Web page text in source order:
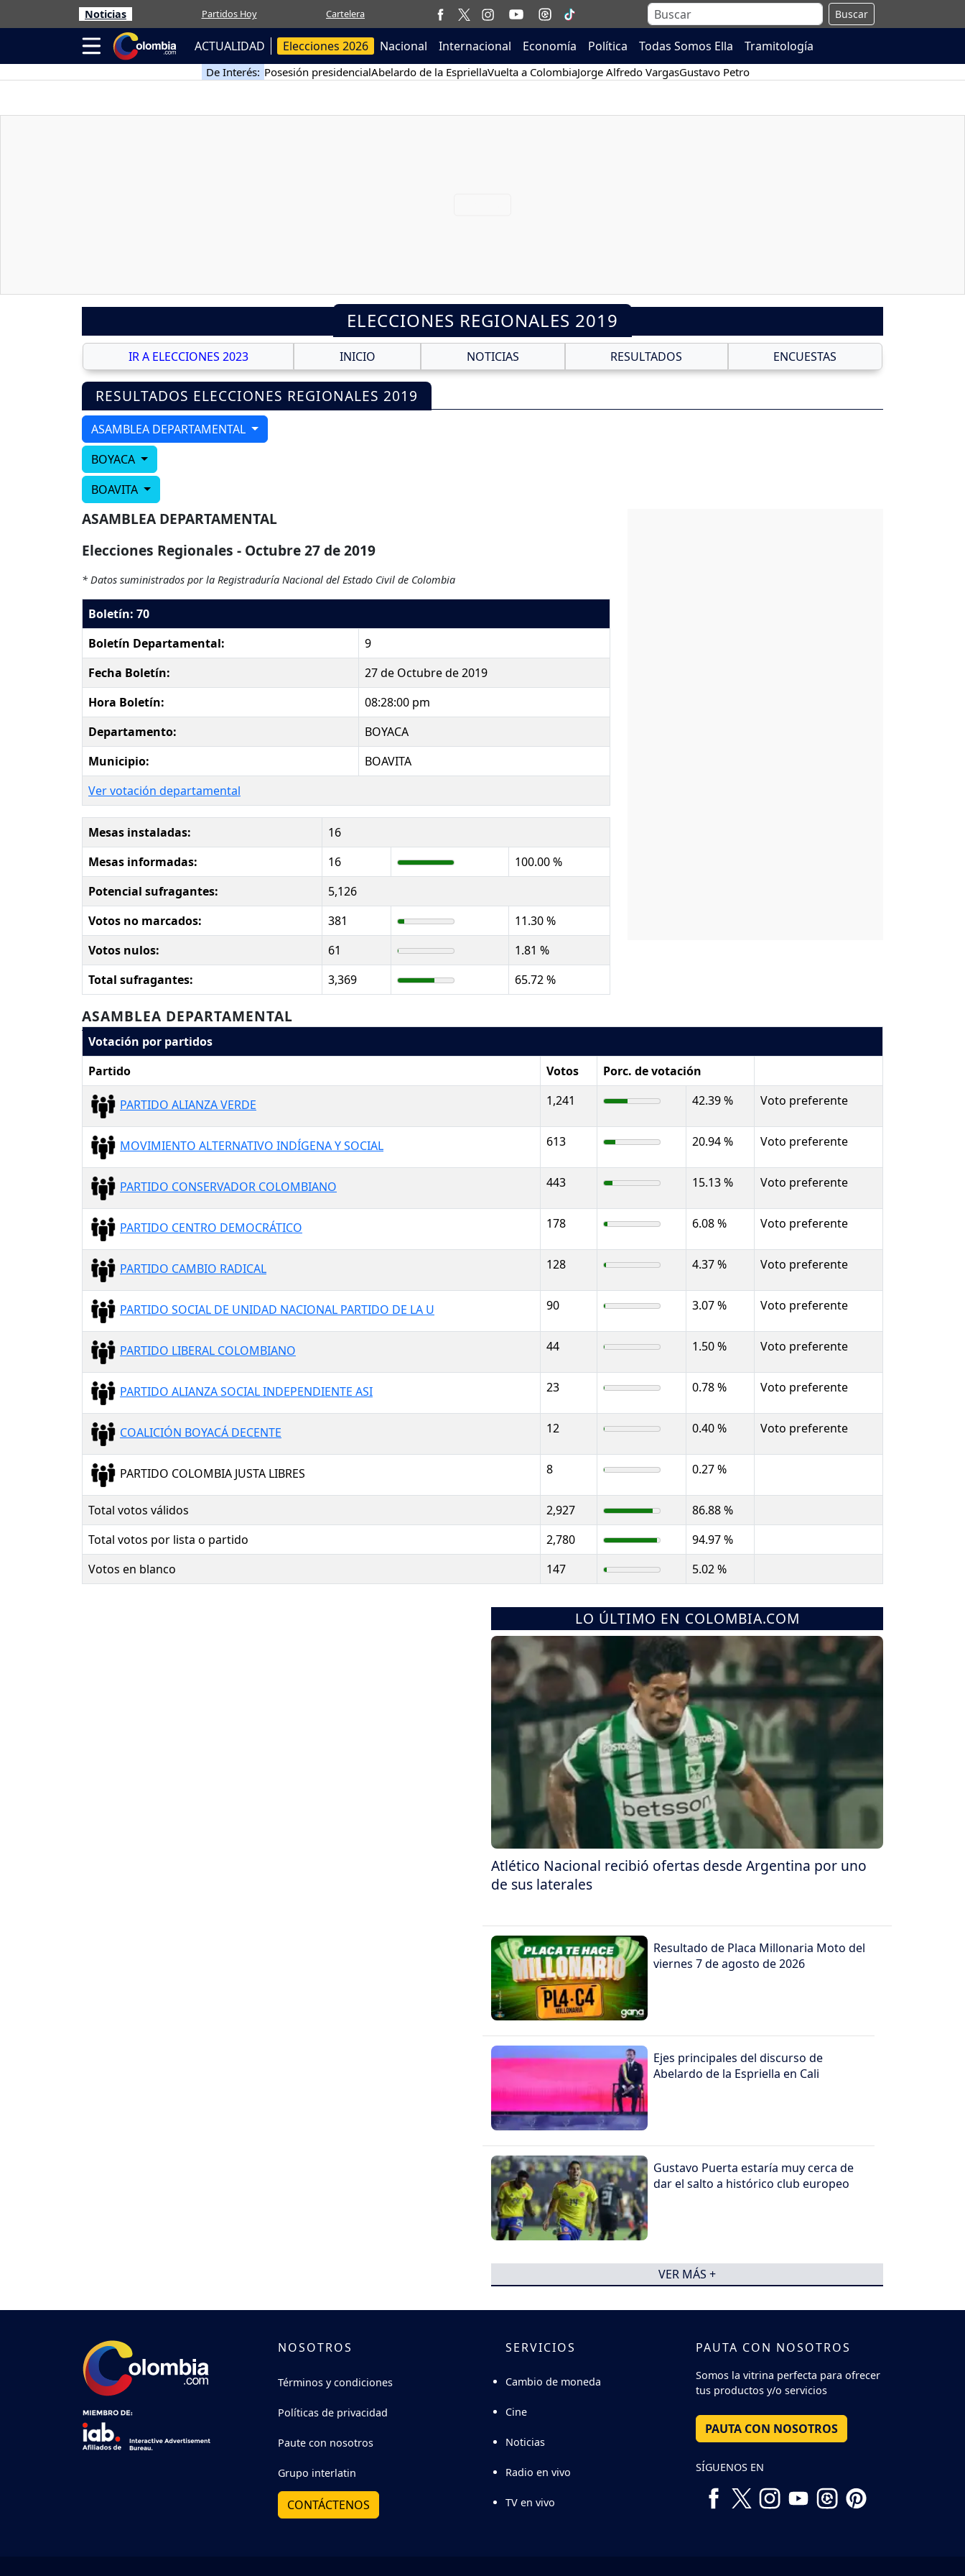
Noticias Partidos Hoy Cartelera Buscar
ACTUALIDAD Elecciones 2026 Nacional Internacional Economía Política Todas Somos Ella Tramitología
De Interés: Posesión presidencialAbelardo de la EspriellaVuelta a ColombiaJorge Alfredo VargasGustavo Petro
ELECCIONES REGIONALES 2019
IR A ELECCIONES 2023 INICIO NOTICIAS RESULTADOS ENCUESTAS
RESULTADOS ELECCIONES REGIONALES 2019
ASAMBLEA DEPARTAMENTAL
BOYACA
BOAVITA
ASAMBLEA DEPARTAMENTAL
Elecciones Regionales - Octubre 27 de 2019
* Datos suministrados por la Registraduría Nacional del Estado Civil de Colombia
Boletín: 70
Boletín Departamental:
9
Fecha Boletín:
27 de Octubre de 2019
Hora Boletín:
08:28:00 pm
Departamento:
BOYACA
Municipio:
BOAVITA
Ver votación departamental
Mesas instaladas:
16
Mesas informadas:
16
100.00 %
Potencial sufragantes:
5,126
Votos no marcados:
381
11.30 %
Votos nulos:
61
1.81 %
Total sufragantes:
3,369 65.72 %
ASAMBLEA DEPARTAMENTAL
Votación por partidos
Partido
Votos Porc. de votación
PARTIDO ALIANZA VERDE 1,241 42.39 % Voto preferente
MOVIMIENTO ALTERNATIVO INDÍGENA Y SOCIAL 613 20.94 % Voto preferente
PARTIDO CONSERVADOR COLOMBIANO 443 15.13 % Voto preferente
PARTIDO CENTRO DEMOCRÁTICO 178 6.08 % Voto preferente
PARTIDO CAMBIO RADICAL 128 4.37 % Voto preferente
PARTIDO SOCIAL DE UNIDAD NACIONAL PARTIDO DE LA U 90 3.07 % Voto preferente
PARTIDO LIBERAL COLOMBIANO 44 1.50 % Voto preferente
PARTIDO ALIANZA SOCIAL INDEPENDIENTE ASI 23 0.78 % Voto preferente
COALICIÓN BOYACÁ DECENTE 12 0.40 % Voto preferente
PARTIDO COLOMBIA JUSTA LIBRES 8 0.27 %
Total votos válidos 2,927
86.88 %
Total votos por lista o partido
2,780
94.97 %
Votos en blanco
147 5.02 %
LO ÚLTIMO EN COLOMBIA.COM
Atlético Nacional recibió ofertas desde Argentina por uno
de sus laterales
Resultado de Placa Millonaria Moto del
viernes 7 de agosto de 2026
Ejes principales del discurso de
Abelardo de la Espriella en Cali
Gustavo Puerta estaría muy cerca de
dar el salto a histórico club europeo
VER MÁS +
NOSOTROS
Términos y condiciones
Políticas de privacidad
Paute con nosotros
Grupo interlatin
CONTÁCTENOS
SERVICIOS
Cambio de moneda
Cine
Noticias
Radio en vivo
TV en vivo
PAUTA CON NOSOTROS
Somos la vitrina perfecta para ofrecer
tus productos y/o servicios
PAUTA CON NOSOTROS
SÍGUENOS EN